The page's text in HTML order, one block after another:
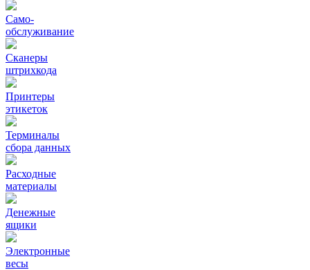
Само-
обслуживание
Сканеры
штрихкода
Принтеры
этикеток
Терминалы
сбора данных
Расходные
материалы
Денежные
ящики
Электронные
весы